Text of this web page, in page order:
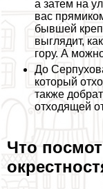
а затем на
вас
бывшей
выглядит,
гору. А
До
который
также
отходящей
Что